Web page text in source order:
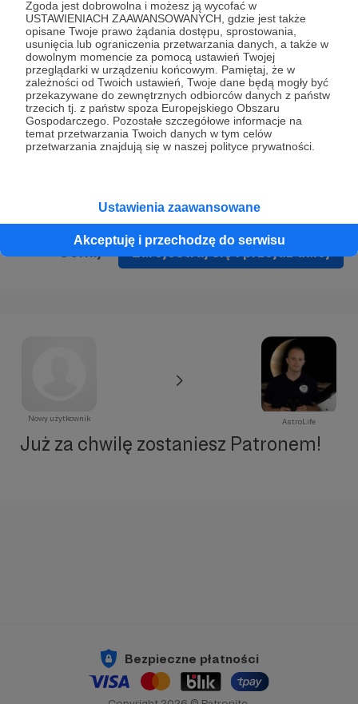
Zgoda jest dobrowolna i możesz ją wycofać w
USTAWIENIACH ZAAWANSOWANYCH, gdzie jest także
opisane Twoje prawo żądania dostępu, sprostowania,
usunięcia lub ograniczenia przetwarzania danych, a także w
dowolnym momencie za pomocą ustawień Twojej
przeglądarki w urządzeniu końcowym. Pamiętaj, że w
zależności od Twoich ustawień, Twoje dane będą mogły być
przekazywane do zewnętrznych odbiorców danych z państw
trzecich tj. z państw spoza Europejskiego Obszaru
Gospodarczego. Pozostałe szczegółowe informacje na
temat przetwarzania Twoich danych w tym celów
przetwarzania znajdują się w naszej polityce prywatności.
Ustawienia zaawansowane
Akceptuję i przechodzę do serwisu
* Wyrażam zgodę na przetwarzanie moich danych
osobowych podanych w formularzu rejestracyjnym w celu
prawidłowego świadczenia usług serwisu Patronite.
Wyrażam zgodę na otrzymywanie drogą elektroniczną
informacji handlowych - newslettera. Opcja ta może zostać
zmieniona w ustawieniach konta.
Zarejestruj się i przejdź dalej
Nowy użytkownik AstroLife
Już za chwilę zostaniesz Patronem!
Bezpieczne płatności